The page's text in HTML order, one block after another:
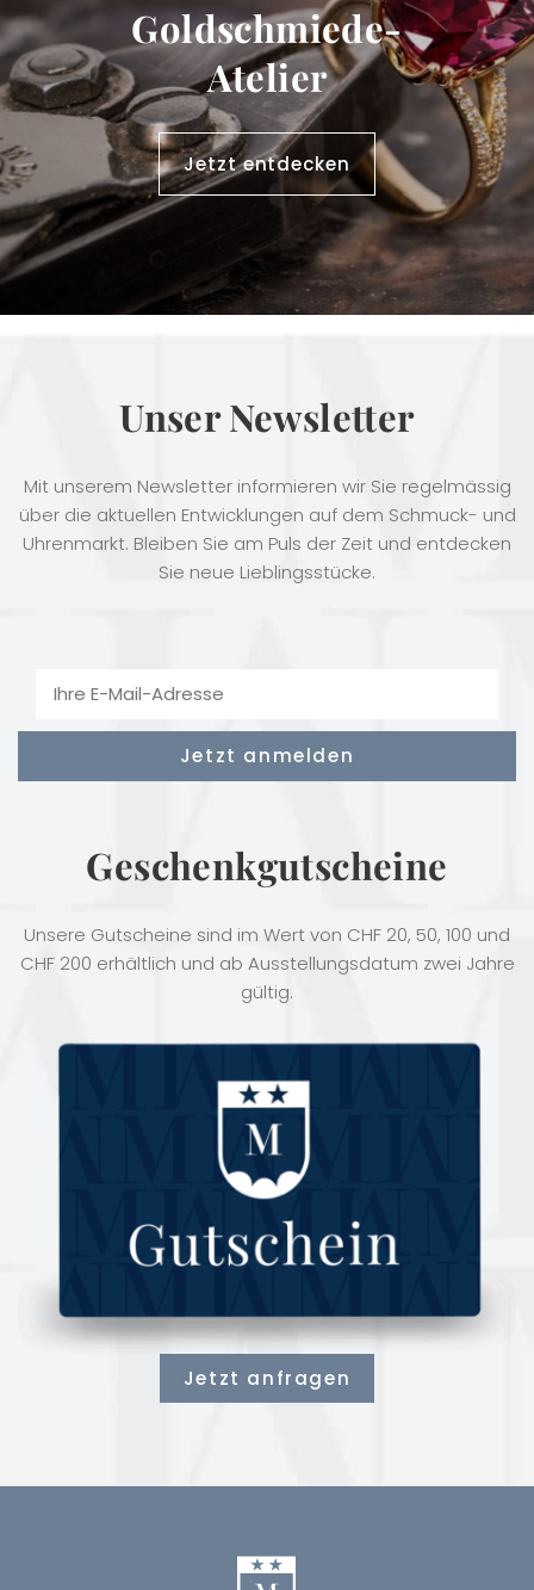
Goldschmiede-
Atelier
Jetzt entdecken
Unser Newsletter
Mit unserem Newsletter informieren wir Sie regelmässig
über die aktuellen Entwicklungen auf dem Schmuck- und
Uhrenmarkt. Bleiben Sie am Puls der Zeit und entdecken
Sie neue Lieblingsstücke.
Geschenkgutscheine
Unsere Gutscheine sind im Wert von CHF 20, 50, 100 und
CHF 200 erhältlich und ab Ausstellungsdatum zwei Jahre
gültig.
Jetzt anfragen